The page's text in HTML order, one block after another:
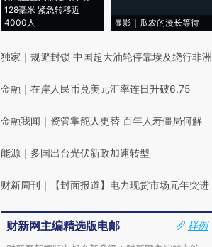
128毫米 紧急转移近
4000人
显影｜瓜农的漫长等待
独家 ｜ 规避封锁 中国超大油轮停靠埃及绕行非洲
金融 ｜ 在岸人民币兑美元汇率连日升破6.75
金融我闻 ｜ 资管掌舵人更替 百年人寿僵局何解
能源 ｜ 多国出台光伏新政加速转型
财新周刊 ｜ 【封面报道】电力现货市场元年突进
财新网主编精选版电邮
样例